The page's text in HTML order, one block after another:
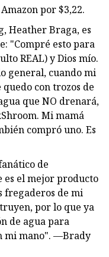
por $3,22.
Heather Braga, es
"Compré esto para
REAL) y Dios mío.
general, cuando mi
quedo con trozos de
que NO drenará,
Mi mamá
compró uno. Es
de
es el mejor producto
fregaderos de mi
por lo que ya
de agua para
mi mano". —Brady